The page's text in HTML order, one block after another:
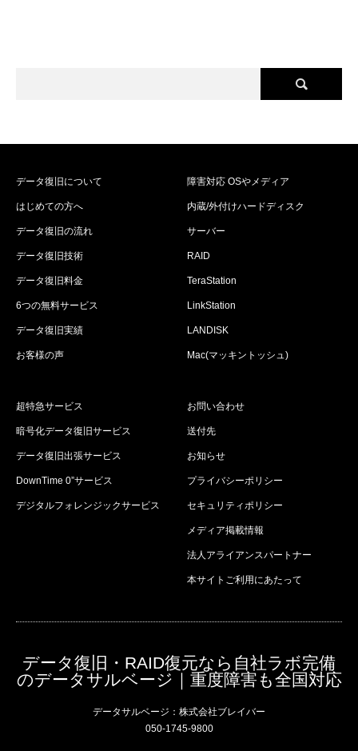
データ復旧について
はじめての方へ
データ復旧の流れ
データ復旧技術
データ復旧料金
6つの無料サービス
データ復旧実績
お客様の声
障害対応 OSやメディア
内蔵/外付けハードディスク
サーバー
RAID
TeraStation
LinkStation
LANDISK
Mac(マッキントッシュ)
超特急サービス
暗号化データ復旧サービス
データ復旧出張サービス
DownTime 0”サービス
デジタルフォレンジックサービス
お問い合わせ
送付先
お知らせ
プライバシーポリシー
セキュリティポリシー
メディア掲載情報
法人アライアンスパートナー
本サイトご利用にあたって
データ復旧・RAID復元なら自社ラボ完備
のデータサルベージ｜重度障害も全国対応
データサルベージ：株式会社ブレイバー
050-1745-9800